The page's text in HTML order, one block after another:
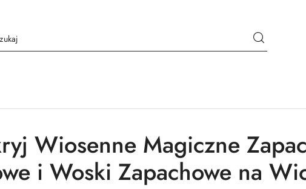
Wiosenne Magiczne
i Woski Zapachowe na